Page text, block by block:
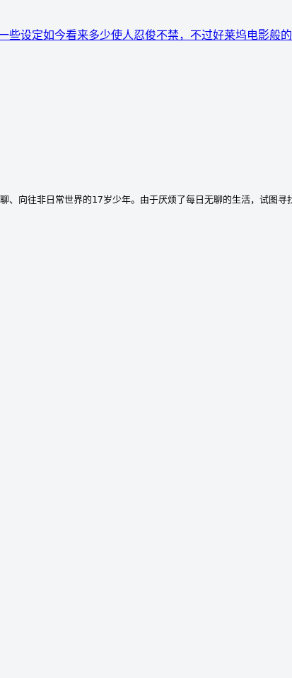
些设定如今看来多少使人忍俊不禁，不过好莱坞电影般
、向往非日常世界的17岁少年。由于厌烦了每日无聊的生活，试